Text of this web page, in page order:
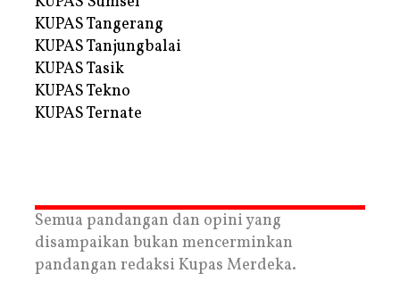
KUPAS Tangerang
KUPAS Tanjungbalai
KUPAS Tasik
KUPAS Tekno
KUPAS Ternate
Semua pandangan dan opini yang
disampaikan bukan mencerminkan
pandangan redaksi Kupas Merdeka.